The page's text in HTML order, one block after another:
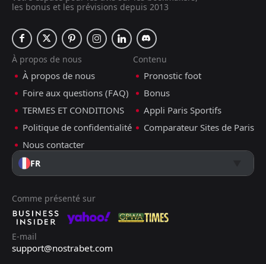
les bonus et les prévisions depuis 2013
À propos de nous
À propos de nous
Foire aux questions (FAQ)
TERMES ET CONDITIONS
Politique de confidentialité
Nous contacter
Contenu
Pronostic foot
Bonus
Appli Paris Sportifs
Comparateur Sites de Paris
FR
Comme présenté sur
E-mail
support@nostrabet.com